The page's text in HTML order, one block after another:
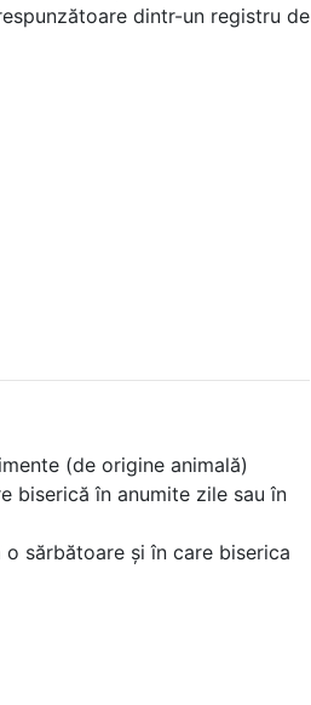
dintr-un registru de
(de origine animală)
biserică în anumite zile sau în
sărbătoare și în care biserica